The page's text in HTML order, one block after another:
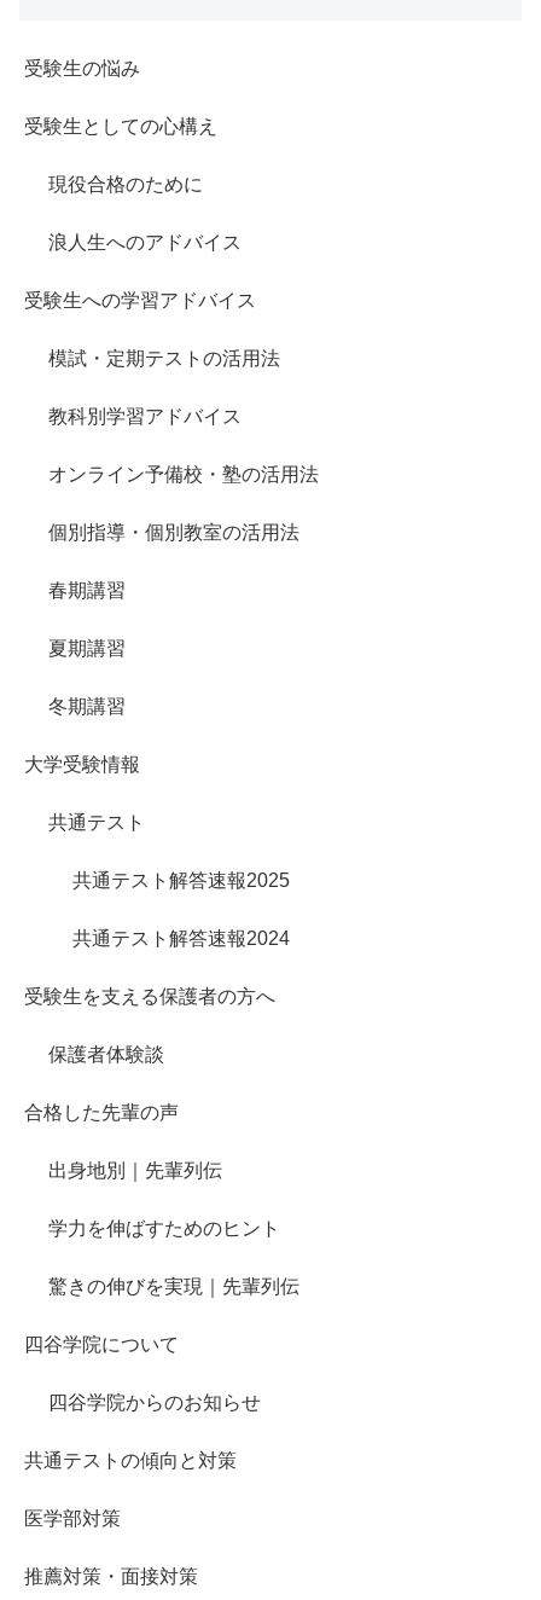
受験生の悩み
受験生としての心構え
現役合格のために
浪人生へのアドバイス
受験生への学習アドバイス
模試・定期テストの活用法
教科別学習アドバイス
オンライン予備校・塾の活用法
個別指導・個別教室の活用法
春期講習
夏期講習
冬期講習
大学受験情報
共通テスト
共通テスト解答速報2025
共通テスト解答速報2024
受験生を支える保護者の方へ
保護者体験談
合格した先輩の声
出身地別｜先輩列伝
学力を伸ばすためのヒント
驚きの伸びを実現｜先輩列伝
四谷学院について
四谷学院からのお知らせ
共通テストの傾向と対策
医学部対策
推薦対策・面接対策